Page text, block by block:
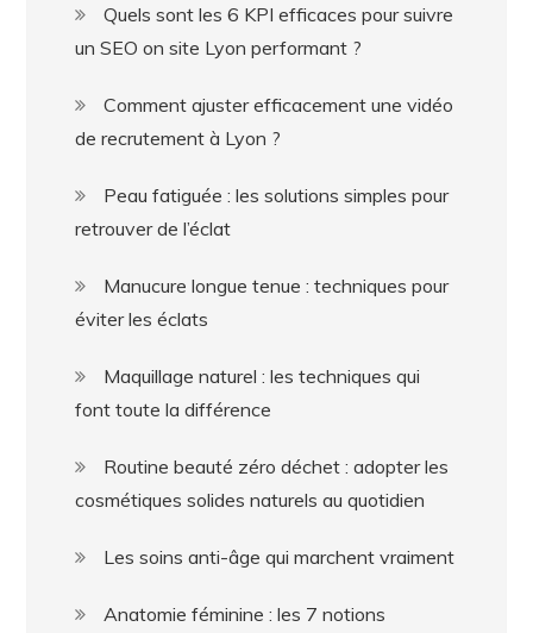
Quels sont les 6 KPI efficaces pour suivre
un SEO on site Lyon performant ?
Comment ajuster efficacement une vidéo
de recrutement à Lyon ?
Peau fatiguée : les solutions simples pour
retrouver de l’éclat
Manucure longue tenue : techniques pour
éviter les éclats
Maquillage naturel : les techniques qui
font toute la différence
Routine beauté zéro déchet : adopter les
cosmétiques solides naturels au quotidien
Les soins anti-âge qui marchent vraiment
Anatomie féminine : les 7 notions